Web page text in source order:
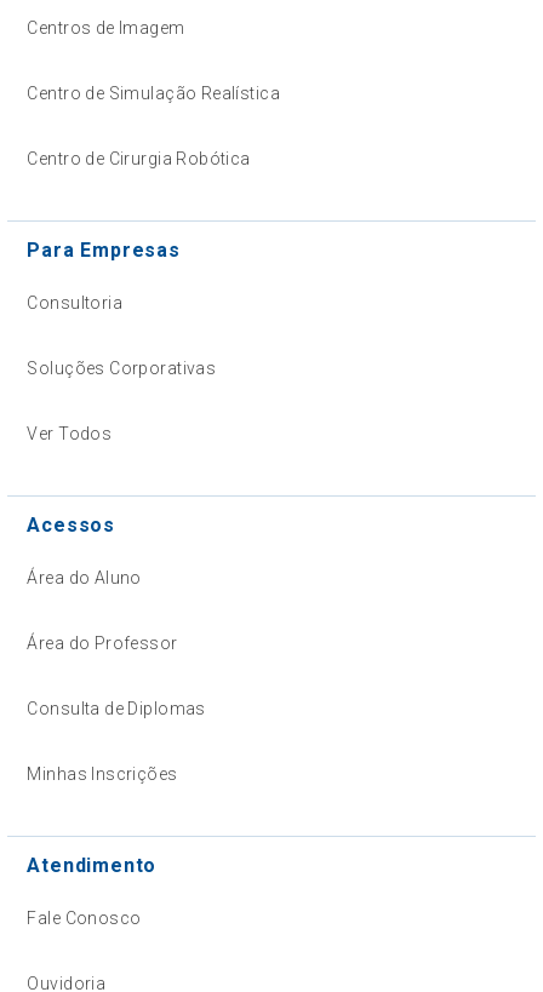
Centros de Imagem
Centro de Simulação Realística
Centro de Cirurgia Robótica
Para Empresas
Consultoria
Soluções Corporativas
Ver Todos
Acessos
Área do Aluno
Área do Professor
Consulta de Diplomas
Minhas Inscrições
Atendimento
Fale Conosco
Ouvidoria